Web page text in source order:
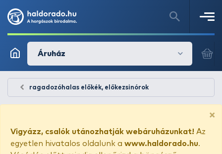
Áruház
ragadozóhalas előkék, előkezsinórok
×
Vigyázz, csalók utánozhatják webáruházunkat! Az
egyetlen hivatalos oldalunk a www.haldorado.hu.